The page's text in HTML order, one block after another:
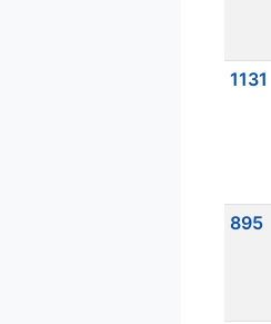
1131
895